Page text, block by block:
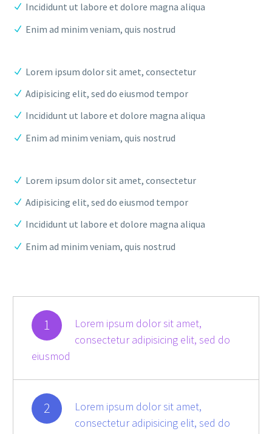
Incididunt ut labore et dolore magna aliqua
Enim ad minim veniam, quis nostrud
Lorem ipsum dolor sit amet, consectetur
Adipisicing elit, sed do eiusmod tempor
Incididunt ut labore et dolore magna aliqua
Enim ad minim veniam, quis nostrud
Lorem ipsum dolor sit amet, consectetur
Adipisicing elit, sed do eiusmod tempor
Incididunt ut labore et dolore magna aliqua
Enim ad minim veniam, quis nostrud
1
Lorem ipsum dolor sit amet,
consectetur adipisicing elit, sed do
eiusmod
2
Lorem ipsum dolor sit amet,
consectetur adipisicing elit, sed do